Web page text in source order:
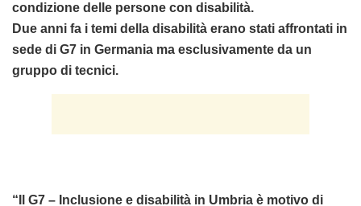
condizione delle persone con disabilità.
Due anni fa i temi della disabilità erano stati affrontati in
sede di G7 in Germania ma esclusivamente da un
gruppo di tecnici.
“Il G7 – Inclusione e disabilità in Umbria è motivo di